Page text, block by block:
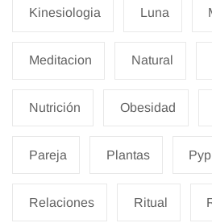
Kinesiologia Luna
Meditacion Natural
Nutrición Obesidad
Pareja Plantas Pyp
Relaciones Ritual